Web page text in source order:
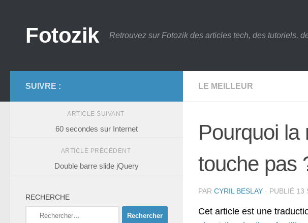
Fotozik Retrouvez sur Fotozik des articles tech, des tutoriels,
LE MEILLEUR
Pourquoi la
touche pas
PAR CYRIL BESLAY · PUBLIÉ 13
Cet article est une
SUIVRE :
ARTICLE SUIVANT
60 secondes sur Internet
ARTICLE PRÉCÉDENT
Double barre slide jQuery
RECHERCHE
Rechercher :